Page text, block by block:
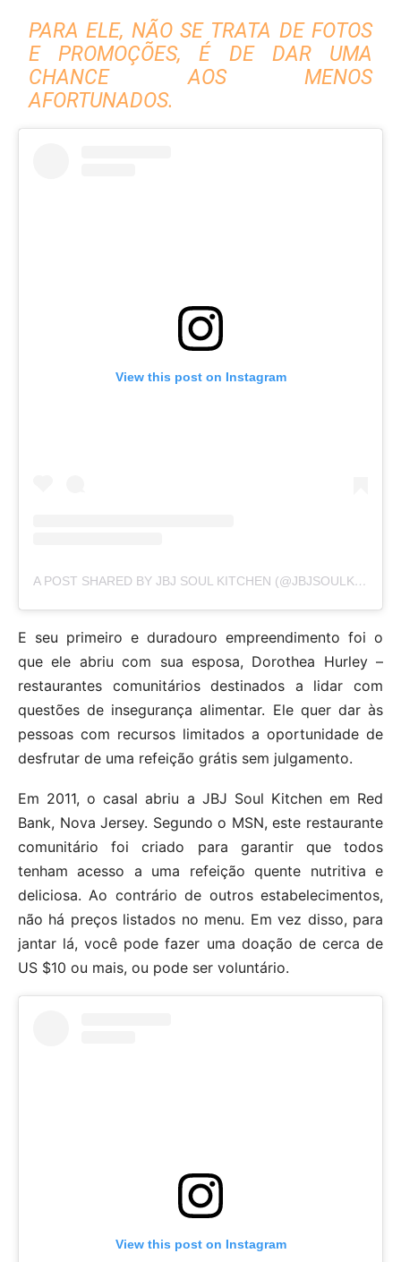
PARA ELE, NÃO SE TRATA DE FOTOS
E PROMOÇÕES, É DE DAR UMA
CHANCE AOS MENOS
AFORTUNADOS.
View this post on Instagram
A POST SHARED BY JBJ SOUL KITCHEN (@JBJSOULKITCHEN)
E seu primeiro e duradouro empreendimento foi o
que ele abriu com sua esposa, Dorothea Hurley –
restaurantes comunitários destinados a lidar com
questões de insegurança alimentar. Ele quer dar às
pessoas com recursos limitados a oportunidade de
desfrutar de uma refeição grátis sem julgamento.
Em 2011, o casal abriu a JBJ Soul Kitchen em Red
Bank, Nova Jersey. Segundo o MSN, este restaurante
comunitário foi criado para garantir que todos
tenham acesso a uma refeição quente nutritiva e
deliciosa. Ao contrário de outros estabelecimentos,
não há preços listados no menu. Em vez disso, para
jantar lá, você pode fazer uma doação de cerca de
US $10 ou mais, ou pode ser voluntário.
View this post on Instagram